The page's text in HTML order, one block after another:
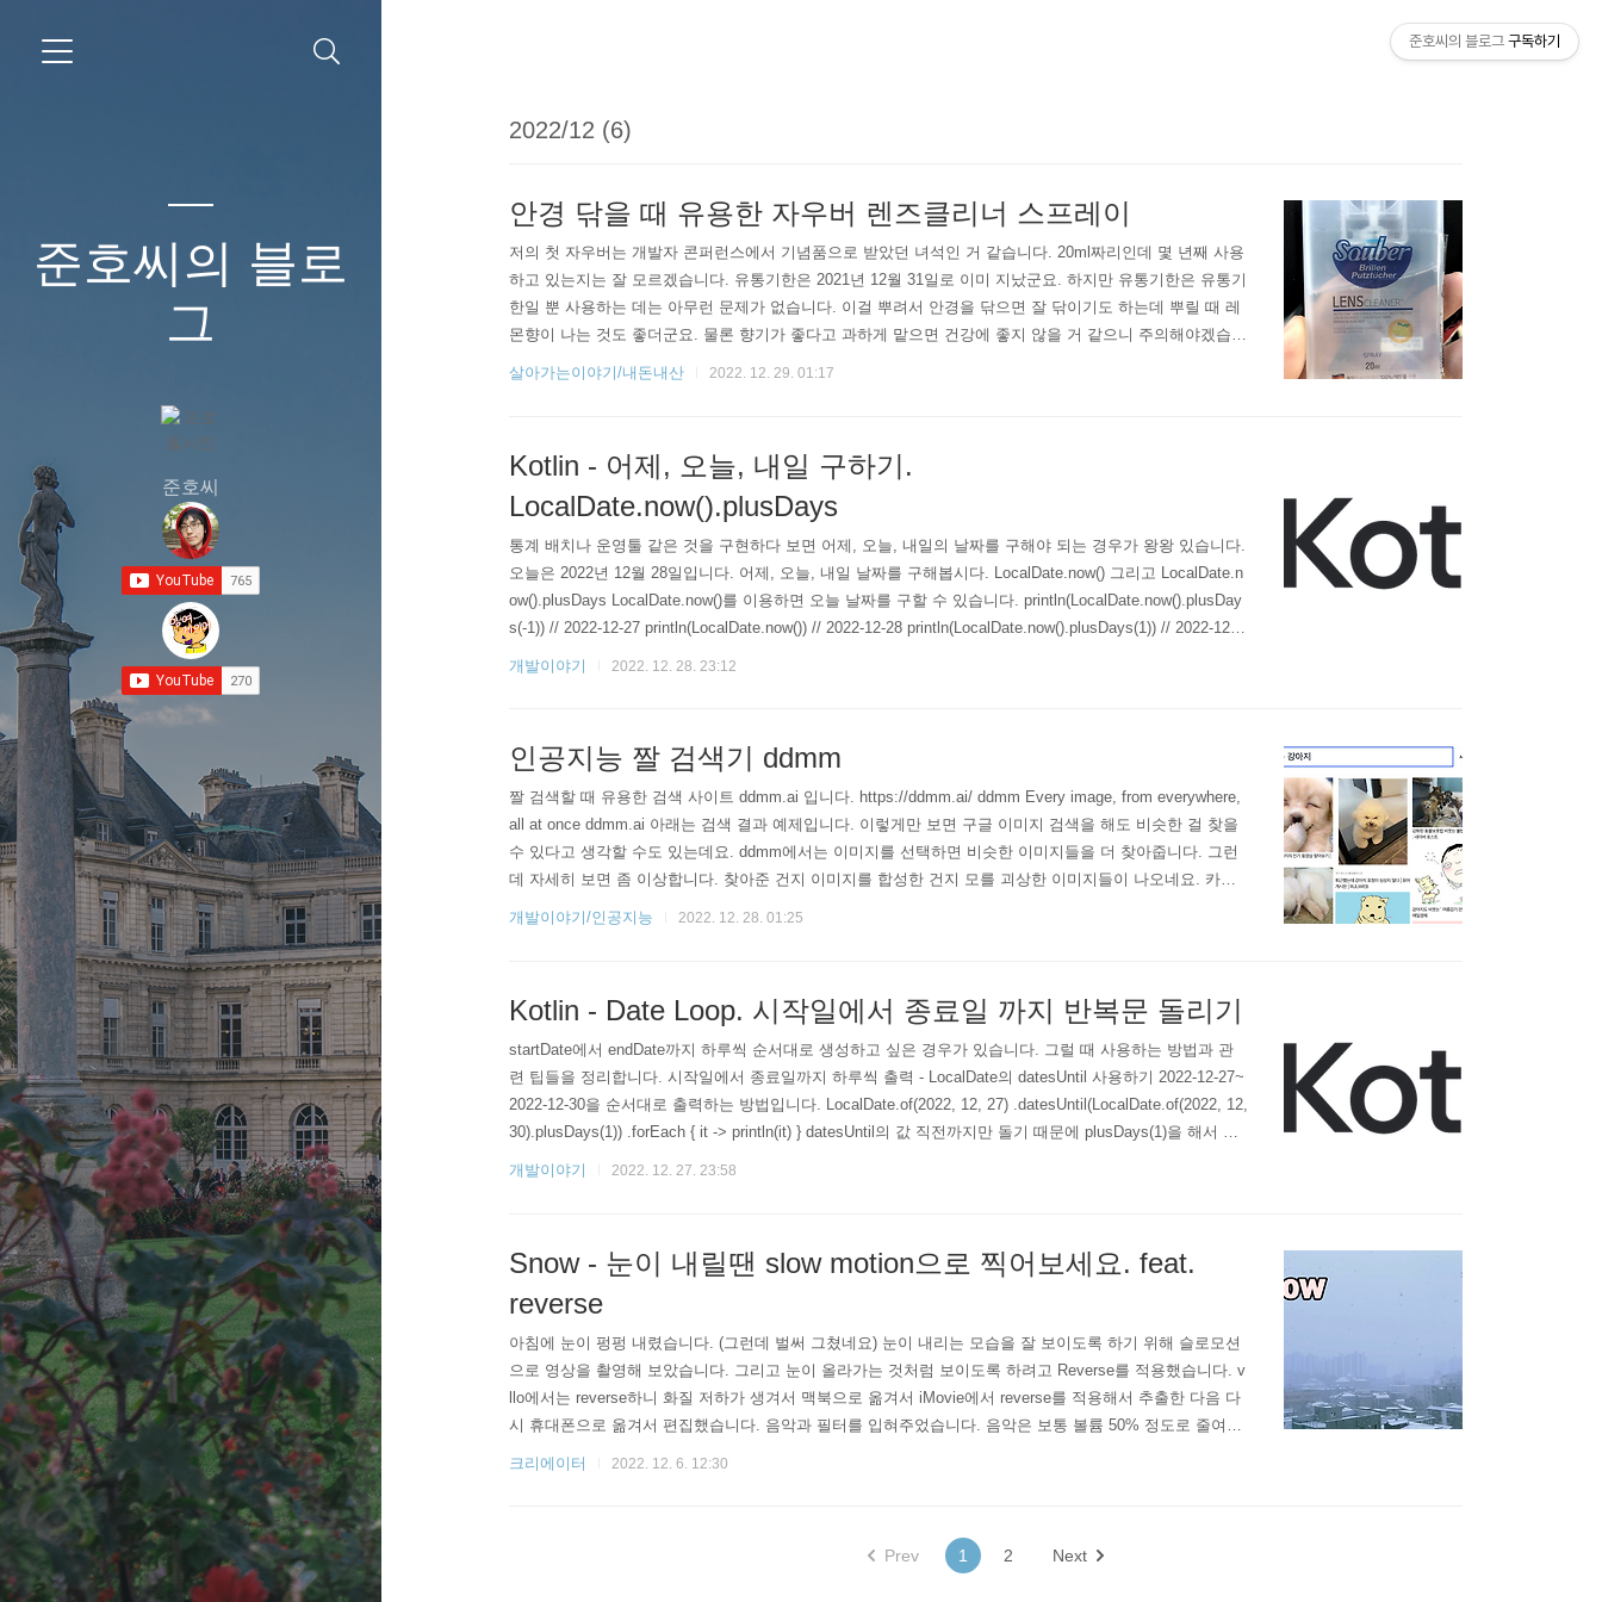
준호씨의 블로
그
준호씨
2022/12 (6)
안경 닦을 때 유용한 자우버 렌즈클리너 스프레이
저의 첫 자우버는 개발자 콘퍼런스에서 기념품으로 받았던 녀석인 거 같습니다. 20ml짜리인데 몇 년째 사용
하고 있는지는 잘 모르겠습니다. 유통기한은 2021년 12월 31일로 이미 지났군요. 하지만 유통기한은 유통기
한일 뿐 사용하는 데는 아무런 문제가 없습니다. 이걸 뿌려서 안경을 닦으면 잘 닦이기도 하는데 뿌릴 때 레
몬향이 나는 것도 좋더군요. 물론 향기가 좋다고 과하게 맡으면 건강에 좋지 않을 거 같으니 주의해야겠습니
다. 아이가 안경을 쓰기 시작하면서 안경 닦을 일이 많아지더군요. 집에도 두고 사용하면 좋겠다 싶어서 추
살아가는이야기/내돈내산 2022. 12. 29. 01:17
Kotlin - 어제, 오늘, 내일 구하기.
LocalDate.now().plusDays
통계 배치나 운영툴 같은 것을 구현하다 보면 어제, 오늘, 내일의 날짜를 구해야 되는 경우가 왕왕 있습니다.
오늘은 2022년 12월 28일입니다. 어제, 오늘, 내일 날짜를 구해봅시다. LocalDate.now() 그리고 LocalDate.n
ow().plusDays LocalDate.now()를 이용하면 오늘 날짜를 구할 수 있습니다. println(LocalDate.now().plusDay
s(-1)) // 2022-12-27 println(LocalDate.now()) // 2022-12-28 println(LocalDate.now().plusDays(1)) // 2022-12-2
9 리턴 타입은 LocalDate 타입입니다. 문자열로 리턴 받으려면? LocalDate.now()의 리턴타입은 Local..
개발이야기 2022. 12. 28. 23:12
인공지능 짤 검색기 ddmm
짤 검색할 때 유용한 검색 사이트 ddmm.ai 입니다. https://ddmm.ai/ ddmm Every image, from everywhere,
all at once ddmm.ai 아래는 검색 결과 예제입니다. 이렇게만 보면 구글 이미지 검색을 해도 비슷한 걸 찾을
수 있다고 생각할 수도 있는데요. ddmm에서는 이미지를 선택하면 비슷한 이미지들을 더 찾아줍니다. 그런
데 자세히 보면 좀 이상합니다. 찾아준 건지 이미지를 합성한 건지 모를 괴상한 이미지들이 나오네요. 카카
오브레인에서 만든 사이트인 거 같은데요. 앞으로 어떻게 발전해 나갈지 기대됩니다.
개발이야기/인공지능 2022. 12. 28. 01:25
Kotlin - Date Loop. 시작일에서 종료일 까지 반복문 돌리기
startDate에서 endDate까지 하루씩 순서대로 생성하고 싶은 경우가 있습니다. 그럴 때 사용하는 방법과 관
련 팁들을 정리합니다. 시작일에서 종료일까지 하루씩 출력 - LocalDate의 datesUntil 사용하기 2022-12-27~
2022-12-30을 순서대로 출력하는 방법입니다. LocalDate.of(2022, 12, 27) .datesUntil(LocalDate.of(2022, 12,
30).plusDays(1)) .forEach { it -> println(it) } datesUntil의 값 직전까지만 돌기 때문에 plusDays(1)을 해서 하
루를 더해주어야 합니다. 출력결과입니다. println으로 출력해서 한 줄에 하나씩 출력됩니다. 2022-12-27 202
개발이야기 2022. 12. 27. 23:58
Snow - 눈이 내릴땐 slow motion으로 찍어보세요. feat.
reverse
아침에 눈이 펑펑 내렸습니다. (그런데 벌써 그쳤네요) 눈이 내리는 모습을 잘 보이도록 하기 위해 슬로모션
으로 영상을 촬영해 보았습니다. 그리고 눈이 올라가는 것처럼 보이도록 하려고 Reverse를 적용했습니다. v
llo에서는 reverse하니 화질 저하가 생겨서 맥북으로 옮겨서 iMovie에서 reverse를 적용해서 추출한 다음 다
시 휴대폰으로 옮겨서 편집했습니다. 음악과 필터를 입혀주었습니다. 음악은 보통 볼륨 50% 정도로 줄여서
사용하는 편입니다. (참고로 대화가 들어가면 10% 정도로 줄이는 편) 색상이 칙칙해서 약간 푸르스름하게
크리에이터 2022. 12. 6. 12:30
Prev 1 2 Next
준호씨의 블로그 구독하기